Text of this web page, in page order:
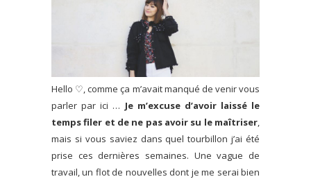
Hello ♡, comme ça m’avait manqué de venir vous
parler par ici … Je m’excuse d’avoir laissé le
temps filer et de ne pas avoir su le maîtriser,
mais si vous saviez dans quel tourbillon j’ai été
prise ces dernières semaines. Une vague de
travail, un flot de nouvelles dont je me serai bien